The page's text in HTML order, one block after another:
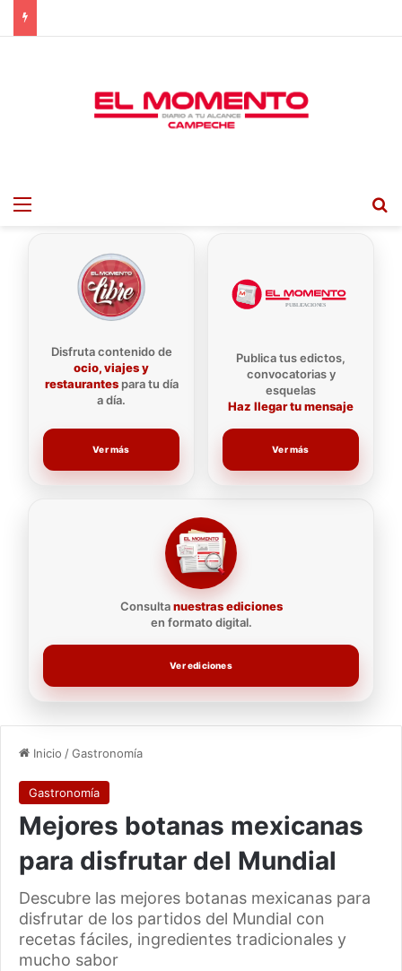
Menu
Disfruta contenido de
ocio, viajes y
restaurantespara tu día
a día.
Ver más
Consultanuestras ediciones
en formato digital.
Ver ediciones
Publica tus edictos,
convocatorias y
esquelas
Haz llegar tu mensaje
Ver más
Inicio /Gastronomía
Gastronomía
Mejores botanas mexicanas
para disfrutar del Mundial
Descubre las mejores botanas mexicanas para
disfrutar de los partidos del Mundial con
recetas fáciles, ingredientes tradicionales y
mucho sabor